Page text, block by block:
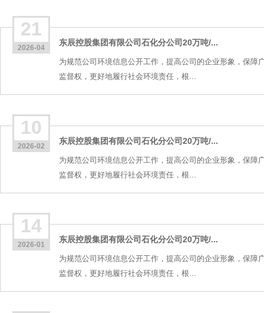
21
2026-04
东辰控股集团有限公司石化分公司20万吨/...
为规范公司环境信息公开工作，提高公司的企业形象，保障
监督权，更好地履行社会环境责任，根...
10
2026-02
东辰控股集团有限公司石化分公司20万吨/...
为规范公司环境信息公开工作，提高公司的企业形象，保障
监督权，更好地履行社会环境责任，根...
14
2026-01
东辰控股集团有限公司石化分公司20万吨/...
为规范公司环境信息公开工作，提高公司的企业形象，保障
监督权，更好地履行社会环境责任，根...